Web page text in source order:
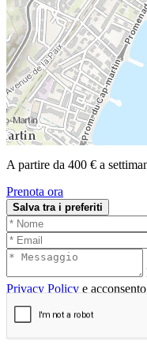
A partire da 400 € a
Prenota ora
Salva tra i preferiti
Privacy Policy e